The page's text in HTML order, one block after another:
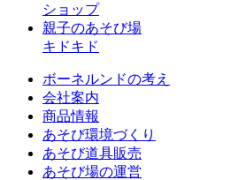
ショップ
親子のあそび場
キドキド
ボーネルンドの考え
会社案内
商品情報
あそび環境づくり
あそび道具販売
あそび場の運営